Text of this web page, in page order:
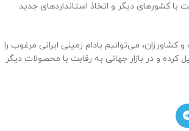
با کشورهای دیگر و اتخاذ استانداردهای جدید
می‌توانیم بادام زمینی ایرانی مرغوب را
کرده و در بازار جهانی به رقابت با محصولات دیگر